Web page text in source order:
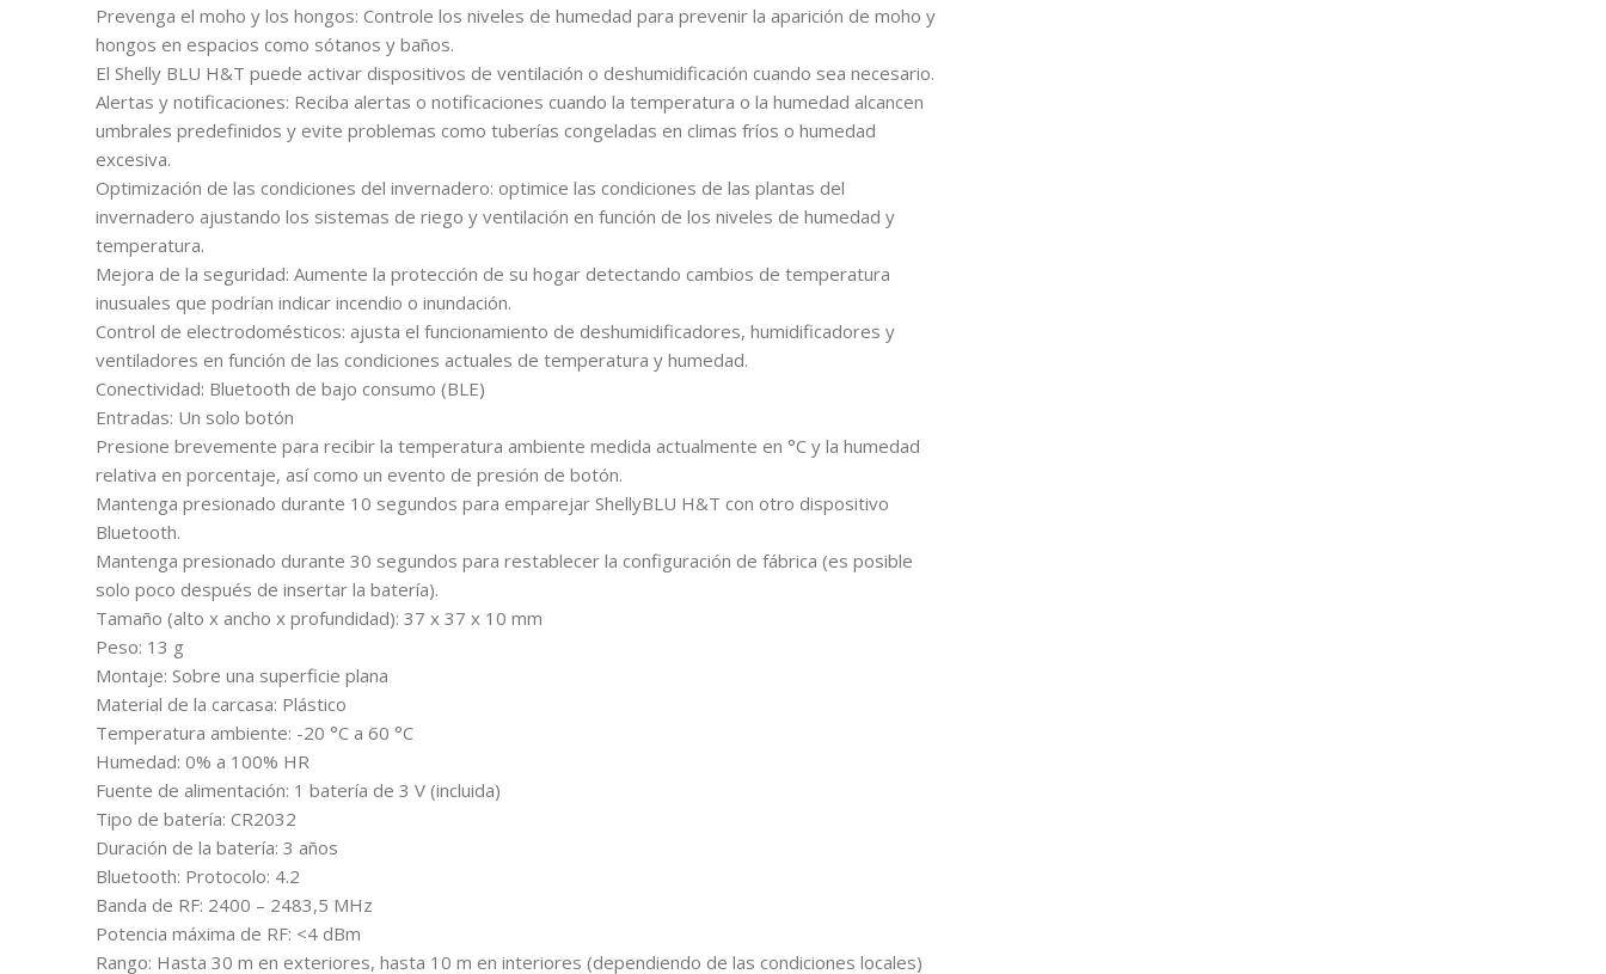
Prevenga el moho y los hongos: Controle los niveles de humedad para prevenir la aparición de moho y
hongos en espacios como sótanos y baños.
El Shelly BLU H&T puede activar dispositivos de ventilación o deshumidificación cuando sea necesario.
Alertas y notificaciones: Reciba alertas o notificaciones cuando la temperatura o la humedad alcancen
umbrales predefinidos y evite problemas como tuberías congeladas en climas fríos o humedad
excesiva.
Optimización de las condiciones del invernadero: optimice las condiciones de las plantas del
invernadero ajustando los sistemas de riego y ventilación en función de los niveles de humedad y
temperatura.
Mejora de la seguridad: Aumente la protección de su hogar detectando cambios de temperatura
inusuales que podrían indicar incendio o inundación.
Control de electrodomésticos: ajusta el funcionamiento de deshumidificadores, humidificadores y
ventiladores en función de las condiciones actuales de temperatura y humedad.
Conectividad: Bluetooth de bajo consumo (BLE)
Entradas: Un solo botón
Presione brevemente para recibir la temperatura ambiente medida actualmente en °C y la humedad
relativa en porcentaje, así como un evento de presión de botón.
Mantenga presionado durante 10 segundos para emparejar ShellyBLU H&T con otro dispositivo
Bluetooth.
Mantenga presionado durante 30 segundos para restablecer la configuración de fábrica (es posible
solo poco después de insertar la batería).
Tamaño (alto x ancho x profundidad): 37 x 37 x 10 mm
Peso: 13 g
Montaje: Sobre una superficie plana
Material de la carcasa: Plástico
Temperatura ambiente: -20 °C a 60 °C
Humedad: 0% a 100% HR
Fuente de alimentación: 1 batería de 3 V (incluida)
Tipo de batería: CR2032
Duración de la batería: 3 años
Bluetooth: Protocolo: 4.2
Banda de RF: 2400 – 2483,5 MHz
Potencia máxima de RF: <4 dBm
Rango: Hasta 30 m en exteriores, hasta 10 m en interiores (dependiendo de las condiciones locales)